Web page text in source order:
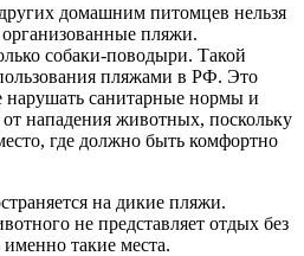
домашним питомцев нельзя
пляжи.
собаки-поводыри. Такой
пляжами в РФ. Это
нарушать санитарные нормы и
нападения животных, поскольку
где должно быть комфортно
на дикие пляжи.
не представляет отдых без
такие места.